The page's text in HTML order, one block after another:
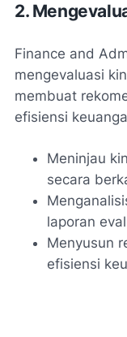
2.
Finance and
mengevaluasi
membuat
efisiensi
Meninjau
secara
laporan
Menyusun
efisiensi